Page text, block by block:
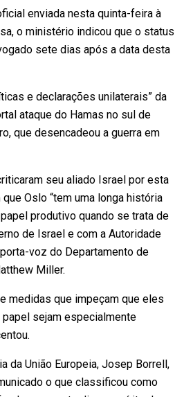
enviada nesta quinta-feira à
o ministério indicou que o status
sete dias após a data desta
e declarações unilaterais” da
ataque do Hamas no sul de
que desencadeou a guerra em
seu aliado Israel por esta
Oslo “tem uma longa história
produtivo quando se trata de
de Israel e com a Autoridade
voz do Departamento de
Miller.
medidas que impeçam que eles
sejam especialmente
da União Europeia, Josep Borrell,
o que classificou como